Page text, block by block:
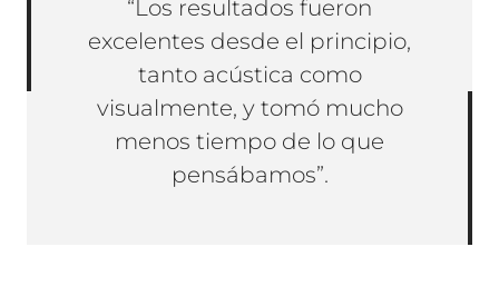
“Los resultados fueron
excelentes desde el principio,
tanto acústica como
visualmente, y tomó mucho
menos tiempo de lo que
pensábamos”.